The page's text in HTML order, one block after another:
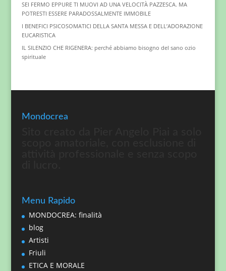
SEI FERMO EPPURE TI MUOVI AD UNA VELOCITÀ PAZZESCA. MA
POTRESTI ESSERE PARADOSSALMENTE IMMOBILE
I BENEFICI PSICOSOMATICI DELLA SANTA MESSA E DELL’ADORAZIONE
EUCARISTICA
IL SILENZIO CHE RIGENERA: perché abbiamo bisogno del sano ozio
spirituale
Mondocrea
Menu Rapido
MONDOCREA: finalità
blog
Artisti
Friuli
ETICA E MORALE